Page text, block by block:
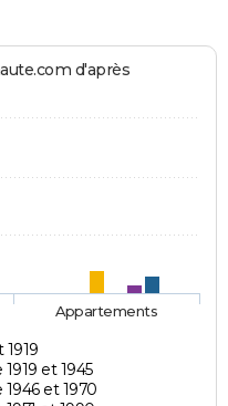
d'après
et 1945
et 1970
Appartements